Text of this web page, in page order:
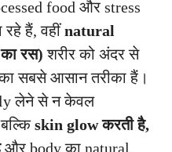
food और stress
रहे हैं, वहींnatural
रस) शरीर को अंदर से
सबसे आसान तरीका हैं।
लेने से न केवल
skin glow करती है,
और body का natural